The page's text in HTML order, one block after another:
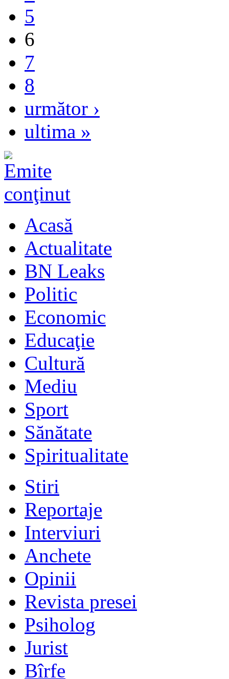
5
6
7
8
următor ›
ultima »
Acasă
Actualitate
BN Leaks
Politic
Economic
Educaţie
Cultură
Mediu
Sport
Sănătate
Spiritualitate
Stiri
Reportaje
Interviuri
Anchete
Opinii
Revista presei
Psiholog
Jurist
Bîrfe